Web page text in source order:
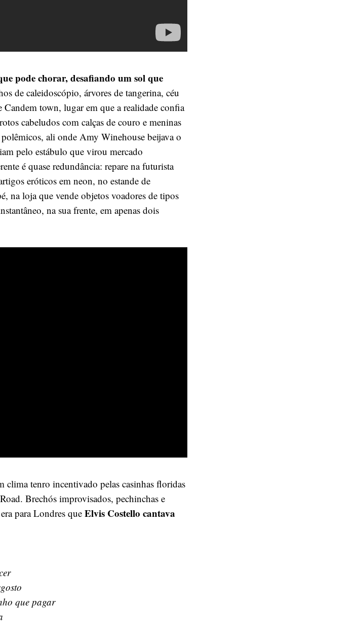
pode chorar, desafiando um sol que
de caleidoscópio, árvores de tangerina, céu
town, lugar em que a realidade confia
cabeludos com calças de couro e meninas
ali onde Amy Winehouse beijava o
pelo estábulo que virou mercado
é quase redundância: repare na futurista
eróticos em neon, no estande de
na loja que vende objetos voadores de tipos
na sua frente, em apenas dois
clima tenro incentivado pelas casinhas floridas
Brechós improvisados, pechinchas e
para Londres queElvis Costello cantava
que pagar